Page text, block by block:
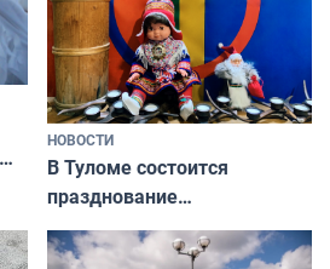
НОВОСТИ
В Туломе состоится
празднование
Международного дня
коренных народов мира